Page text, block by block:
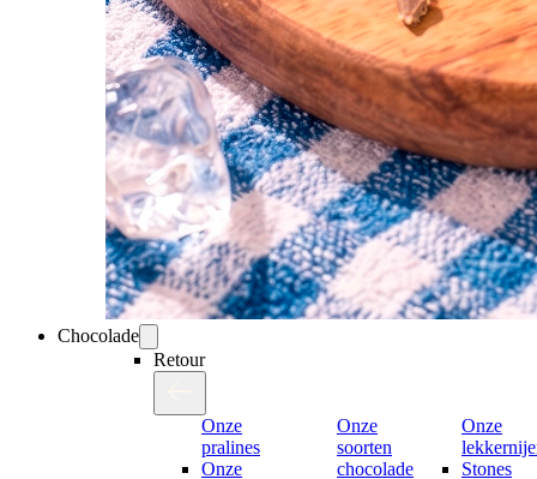
Chocolade
Retour
Onze
pralines
Onze
Onze
soorten
chocolade
Onze
Stones